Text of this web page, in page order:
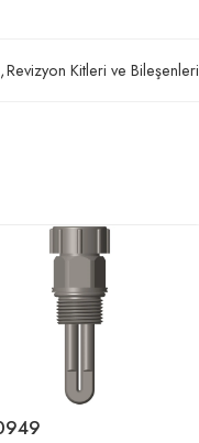
,Revizyon Kitleri ve Bileşenleri